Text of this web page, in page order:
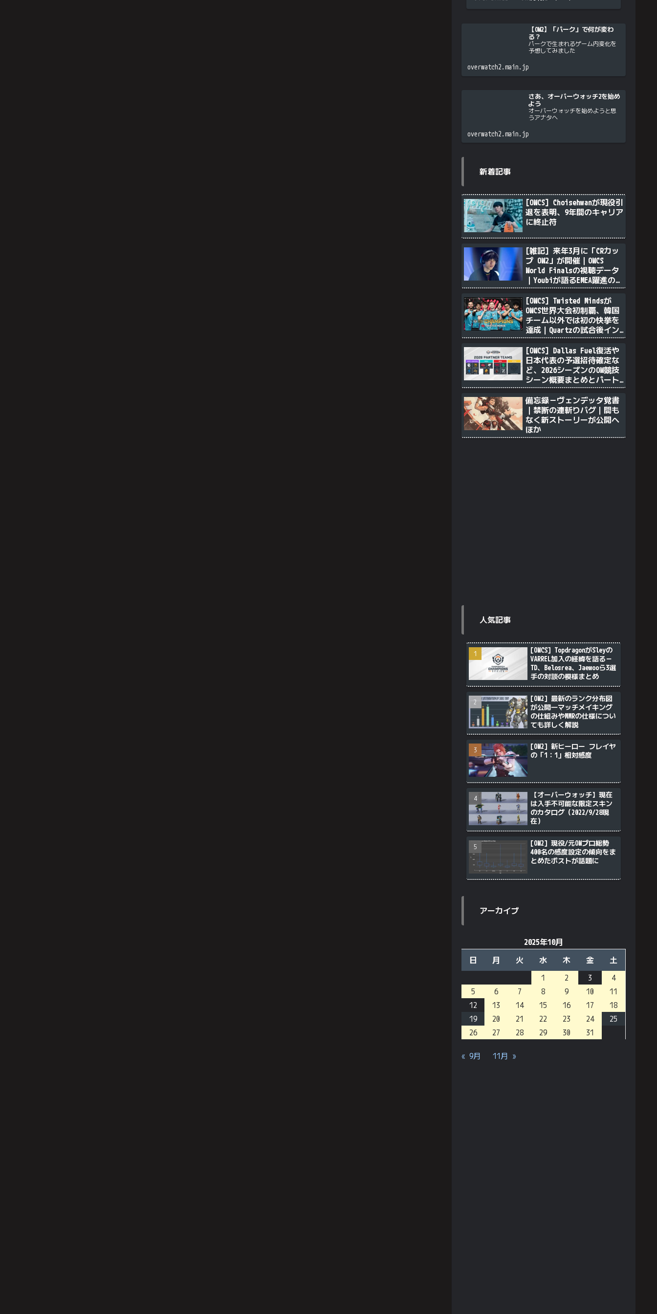
【OW2】「パーク」で何が変わ
る？
パークで生まれるゲーム内変化を
予想してみました
overwatch2.main.jp
さあ、オーバーウォッチ2を始め
よう
オーバーウォッチを始めようと思
うアナタへ
overwatch2.main.jp
新着記事
[OWCS] Choisehwanが現役引
退を表明、9年間のキャリア
に終止符
[雑記] 来年3月に「CRカッ
プ OW2」が開催｜OWCS
World Finalsの視聴データ
｜Youbiが語るEMEA躍進の理
由｜透明ソンブラを無力化
するヴェンデッタ｜Stalk3r
が久々のツィート ほか
[OWCS] Twisted Mindsが
OWCS世界大会初制覇、韓国
チーム以外では初の快挙を
達成｜Quartzの試合後イン
タビュー
[OWCS] Dallas Fuel復活や
日本代表の予選招待確定な
ど、2026シーズンのOW競技
シーン概要まとめとパート
ナーチム選定について
備忘録－ヴェンデッタ覚書
｜禁断の連斬りバグ｜間も
なく新ストーリーが公開へ
ほか
人気記事
[OWCS] TopdragonがSleyの
VARREL加入の経緯を語る－
TD、Belosrea、Jaewooら3選
手の対談の模様まとめ
[OW2] 最新のランク分布図
が公開―マッチメイキング
の仕組みやMMRの仕様につい
ても詳しく解説
[OW2] 新ヒーロー フレイヤ
の「1：1」相対感度
【オーバーウォッチ】現在
は入手不可能な限定スキン
のカタログ（2022/9/28現
在）
[OW2] 現役/元OWプロ総勢
400名の感度設定の傾向をま
とめたポストが話題に
アーカイブ
2025年10月
日
月 火 水 木 金
土
1
2 3
4
5
6 7 8 9 10
11
12
13 14 15 16 17
18
19
20 21 22 23 24
25
26
27 28 29 30 31
« 9月 11月 »